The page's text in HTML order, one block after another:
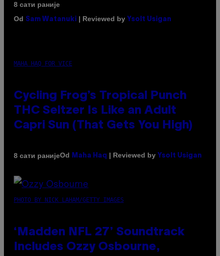
8 сати раније
Od Sam Watanuki | Reviewed by Ysolt Usigan
MAHA HAQ FOR VICE
Cycling Frog’s Tropical Punch
THC Seltzer Is Like an Adult
Capri Sun (That Gets You High)
8 сати ранијеOd Maha Haq | Reviewed by Ysolt Usigan
PHOTO BY NICK LAHAM/GETTY IMAGES
‘Madden NFL 27’ Soundtrack
Includes Ozzy Osbourne,